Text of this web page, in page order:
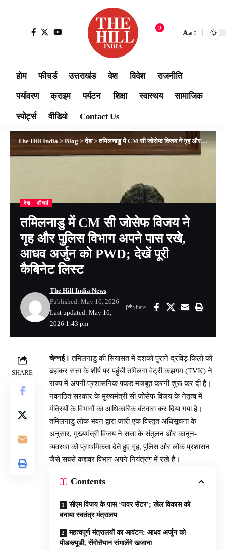
9
Aa
होम फीचर्ड उत्तराखंड देश विदेश राजनीति
पर्यावरण क्राइम पर्यटन शिक्षा स्वास्थय सामाजिक
स्पोर्ट्स वीडियो Contact Us
The Hill India > Blog >देश>तमिलनाडु में CM सी जोसेफ विजय ने गृह और पुलिस विभाग अपने पास रखे, आधव अर्जुन को PWD; देखें पूरी कैबिनेट लिस्ट
देश फीचर्ड
तमिलनाडु में CM सी जोसेफ विजय ने
गृह और पुलिस विभाग अपने पास रखे,
आधव अर्जुन को PWD; देखें पूरी
कैबिनेट लिस्ट
Last updated: May 16,
2026 1:43 pm
The Hill India News
Published: May 16, 2026
Share
SHARE
चेन्नई। तमिलनाडु की सियासत में दशकों पुराने द्रविड़ किलों को
ढहाकर सत्ता के शीर्ष पर पहुंची तमिलगा वेट्री कझगम (TVK) ने
राज्य में अपनी प्रशासनिक पकड़ मजबूत करनी शुरू कर दी है।
नवगठित सरकार के मुख्यमंत्री सी जोसेफ विजय के नेतृत्व में
मंत्रियों के विभागों का आधिकारिक बंटवारा कर दिया गया है।
तमिलनाडु लोक भवन द्वारा जारी एक विस्तृत अधिसूचना के
अनुसार, मुख्यमंत्री विजय ने सत्ता के संतुलन और कानून-
व्यवस्था को प्राथमिकता देते हुए गृह, पुलिस और लोक प्रशासन
जैसे सबसे कद्दावर विभाग अपने नियंत्रण में रखे हैं।
Contents
सीएम विजय के पास ‘पावर सेंटर’; खेल विकास को
बनाया स्वतंत्र मंत्रालय
महत्वपूर्ण मंत्रालयों का आवंटन: आधव अर्जुन को
पीडब्ल्यूडी, सेंगोत्तैयान संभालेंगे खजाना